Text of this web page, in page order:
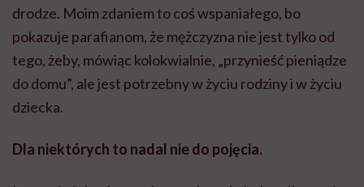
drodze. Moim zdaniem to coś wspaniałego, bo
pokazuje parafianom, że mężczyzna nie jest tylko od
tego, żeby, mówiąc kolokwialnie, „przynieść pieniądze
do domu”, ale jest potrzebny w życiu rodziny i w życiu
dziecka.
Dla niektórych to nadal nie do pojęcia.